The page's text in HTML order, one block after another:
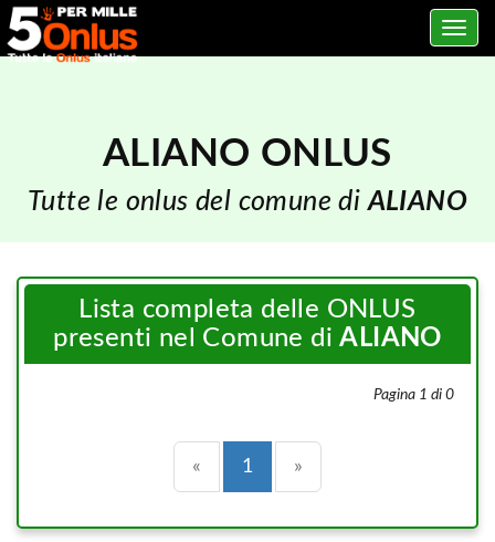
Toggle
ALIANO ONLUS
Tutte le onlus del comune diALIANO
Lista completa delle ONLUS
presenti nel Comune diALIANO
Pagina 1 di 0
« Precedente
1 (current)
»